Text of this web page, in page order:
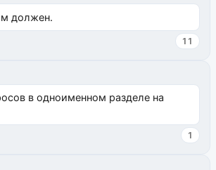
должен.
11
в одноименном разделе на
1